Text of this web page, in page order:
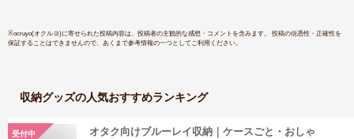
※ocruyo(オクルヨ)に寄せられた投稿内容は、投稿者の主観的な感想・コメントを含みます。 投稿の信憑性・正確性を
保証することはできませんので、あくまで参考情報の一つとしてご利用ください。
収納グッズの人気おすすめランキング
受付中
オタク向けブルーレイ収納｜ケースごと・おしゃ